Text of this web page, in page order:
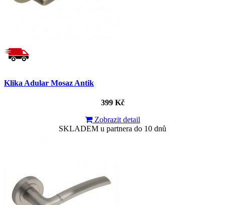
Klika Adular Mosaz Antik
399 Kč
Zobrazit detail
SKLADEM u partnera do 10 dnů